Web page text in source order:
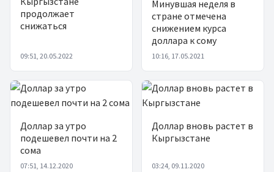
продолжает
снижаться
09:51, 20.05.2022
Минувшая неделя в
стране отмечена
снижением курса
доллара к сому
10:16, 17.05.2021
Доллар за утро
подешевел почти на 2
сома
07:51, 14.12.2020
Доллар вновь растет в
Кыргызстане
03:24, 09.11.2020